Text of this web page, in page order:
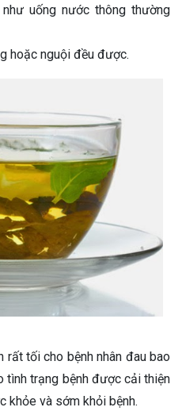
uống nước thông thường
hoặc nguội đều được.
rất tối cho bệnh nhân đau bao
tình trạng bệnh được cải thiện
khỏe và sớm khỏi bệnh.